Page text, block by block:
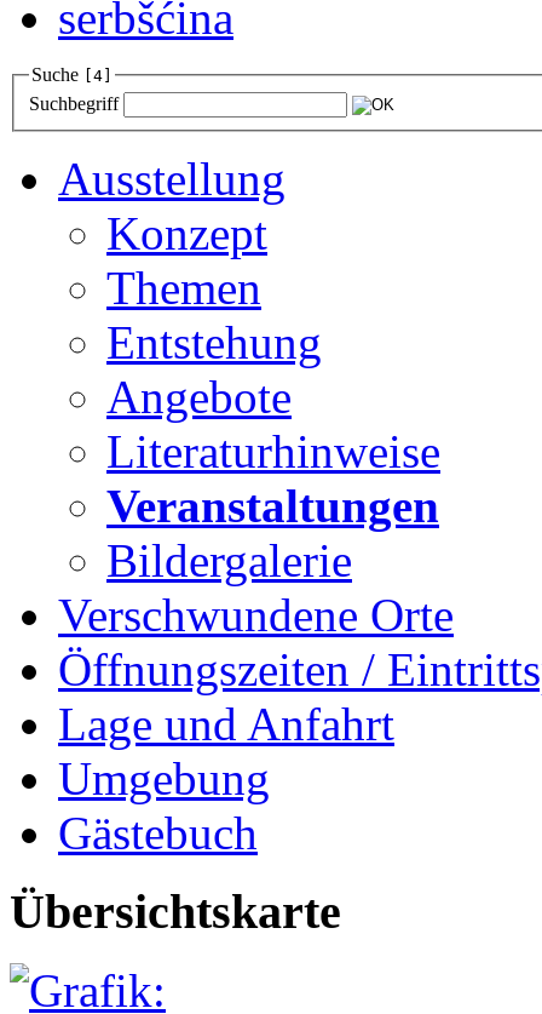
Suche [4]
Suchbegriff
Ausstellung
Konzept
Themen
Entstehung
Angebote
Literaturhinweise
Veranstaltungen
Bildergalerie
Verschwundene Orte
Öffnungszeiten /
Lage und Anfahrt
Umgebung
Gästebuch
Übersichtskarte